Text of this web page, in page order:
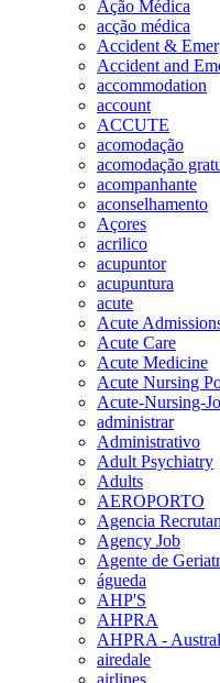
Ação Médica
acção médica
Accident &
Accident and
accommodation
account
ACCUTE
acomodação
acomodação
acompanhante
aconselhamento
Açores
acrilico
acupuntor
acupuntura
acute
Acute
Acute Care
Acute Medicine
Acute Nursing
Acute-Nursing-
administrar
Administrativo
Adult Psychiatry
Adults
AEROPORTO
Agencia
Agency Job
Agente de
águeda
AHP'S
AHPRA
AHPRA -
airedale
airlines